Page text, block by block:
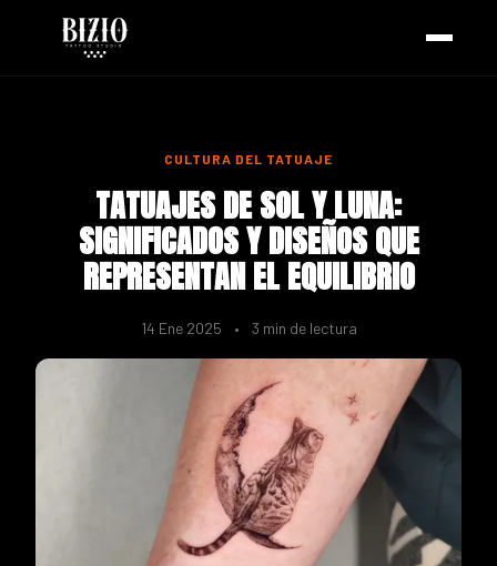
CULTURA DEL TATUAJE
TATUAJES DE SOL Y LUNA:
SIGNIFICADOS Y DISEÑOS QUE
REPRESENTAN EL EQUILIBRIO
14 Ene 2025 • 3 min de lectura